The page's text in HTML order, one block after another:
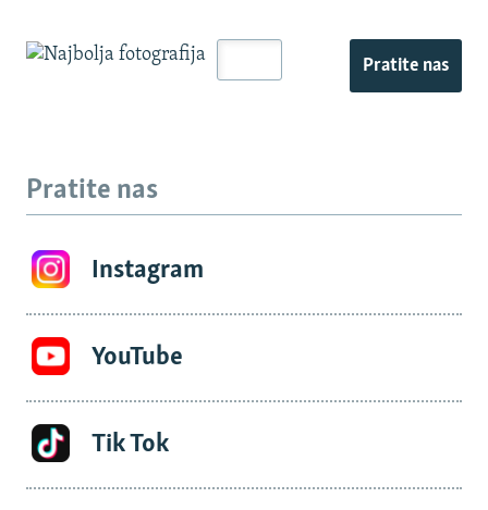
Pratite nas
Pratite nas
Instagram
YouTube
Tik Tok